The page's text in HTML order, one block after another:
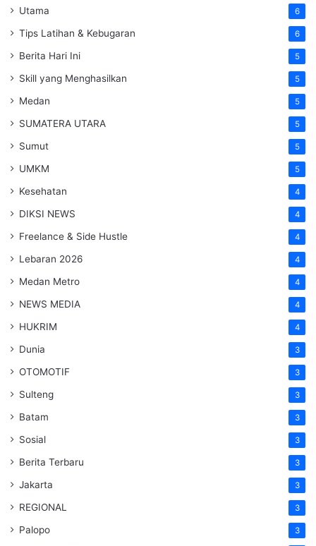
Utama 6
Tips Latihan & Kebugaran 6
Berita Hari Ini 5
Skill yang Menghasilkan 5
Medan 5
SUMATERA UTARA 5
Sumut 5
UMKM 5
Kesehatan 4
DIKSI NEWS 4
Freelance & Side Hustle 4
Lebaran 2026 4
Medan Metro 4
NEWS MEDIA 4
HUKRIM 4
Dunia 3
OTOMOTIF 3
Sulteng 3
Batam 3
Sosial 3
Berita Terbaru 3
Jakarta 3
REGIONAL 3
Palopo 3